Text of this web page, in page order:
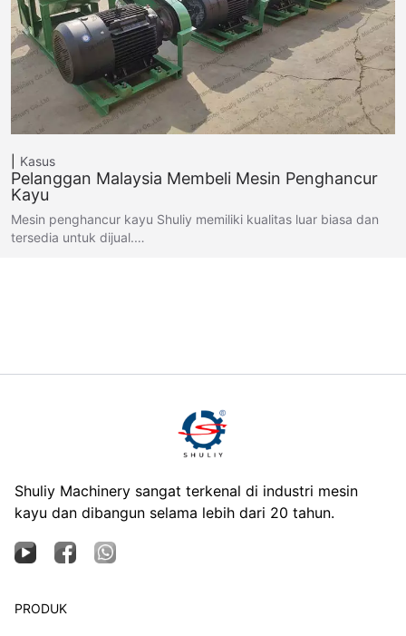
Kasus
Pelanggan Malaysia Membeli Mesin Penghancur
Kayu
Mesin penghancur kayu Shuliy memiliki kualitas luar biasa dan
tersedia untuk dijual.…
Shuliy Machinery sangat terkenal di industri mesin
kayu dan dibangun selama lebih dari 20 tahun.
PRODUK